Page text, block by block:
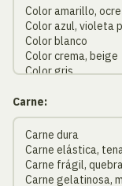
Carne: